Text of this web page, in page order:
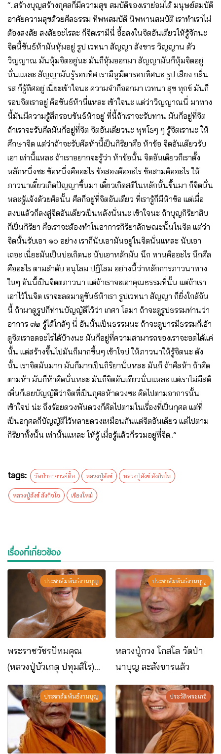
“..สร้างบุญสร้างกุศลก็มีความสุข สมบัติของเราย่อมได้ มนุษย์สมบัติ
อาศัยความสุขด้วยศีลธรรม ทิพพสมบัติ นิพพานสมบัติ เราทำเราไม่
ต้องสงสัย สงสัยอะไรละ ก็จิตเรามีนี่ อื้อลงในจิตอันเดียวให้รู้จักนะ
จิตนี้ขันธ์ห้ามันหุ้มอยู่ รูป เวทนา สัญญา สังขาร วิญญาน ตัว
วิญญาณ มันหุ้มจิตอยู่นะ มันก็หุ้มออกมา สัญญามันก็หุ้มจิตอยู่
นั่นแหละ สัญญามันรู้รอบทิศ เรามีหูมีตารอบทิศนะ รูป เสียง กลิ่น
รส ก็รู้ทิศอยู่ เนี่ยะเข้าใจนะ ความจำก็ออกมา เวทนา สุข ทุกข์ มันก็
รอบจิตเราอยู่ คือขันธ์ห้านี่แหละ เข้าใจนะ แต่ว่าวิญญาณนี่ มาทาง
นี้มันมีความรู้สึกรอบขันธ์ห้าอยู่ ที่นี้ถ้าเราจะรับทาน มันก็อยู่ที่จิต
ถ้าเราจะรับศีลมันก็อยู่ที่จิต จิตอันเดียวนะ พุทโธๆ ๆ รู้จิตเรานะ ให้
ศึกษาจิต แต่ว่าถ้าจะรับศีลห้านี้เป็นกิริยาคือ ห้าข้อ จิตอันเดียวรับ
เอา เท่านี้แหละ ถ้าเราอยากจะรู้ว่า ห้าข้อนั้น จิตอันเดียวก็เราตั้ง
หลักหนึ่งซะ ข้อหนึ่งคืออะไร ข้อสองคืออะไร ข้อสามคืออะไร ให้
ภาวนาเดี๋ยวเกิดปัญญาขึ้นมา เดี๋ยวเกิดสติในหลักนั้นขึ้นมา ก็จิตนั่น
หละรู้แจ้งด้วยศีลนั้น ศีลก็อยู่ที่จิตอันเดียว ที่เรารู้ก็มีห้าข้อ แต่เมื่อ
สงบแล้วก็ลงสู่จิตอันเดียวเป็นพลังนั่นนะ เข้าใจนะ ถ้าบุญกิริยาสิบ
ก็เป็นกิริยา คือเราจะต้องทำในอาการกิริยาลักษณะนั้นในจิต แต่ว่า
จิตนั้นรับเอา ๑๐ อย่าง เราก็นับเอามันอยู่ในจิตนั่นแหละ นับเอา
เถอะ เนี่ยะมันเป็นบ่อเกิดนะ นับเอาหลักมัน นึก ทานคืออะไร นึกศีล
คืออะไร ตามลำดับ อนุโลม ปฏิโลม อย่างนี้ว่าหลักการภาวนาทาง
ในๆ อันนี้เป็นจิตตภาวนา แต่ถ้าเราจะเอาคุณธรรมที่นั้น แต่ถ้าเรา
เอาไว้ในจิต เราจะลดมาดูขันธ์ห้าเรา รูปเวทนา สัญญา ก็ยิ่งใกล้อัน
นี้ ถ้ามาดูรูปก็ท่านบัญญัติไว้ว่า เกศา โลมา ถ้าจะดูรูปธรรมท่านว่า
อาการ ๓๒ รู้ได้ใกล้ๆ นี่ อันนั้นเป็นธรรมนะ ถ้าจะดูบารมีธรรมก็เอ้า
ดูจิตเราอดอะไรได้บ้างนะ มันก็อยู่ที่ความสามารถของเราจะอดได้แค่
นั้น แต่สร้างขึ้นไปมันก็มากขึ้นๆ เข้าใจบ่ ให้ภาวนาให้รู้จิตนะ ดัง
นั้น เราจิตมันมาก มันก็มากเป็นกิริยานั่นหละ มันก็ ถ้าศีลห้า ถ้าคิด
ตามห้า มันก็ห้าคิดนั่นหละ มันก็จิตอันเดียวนั่นแหละ แต่เราไม่มีสติ
เพิ่นก็เลยบัญญัติว่าจิตที่เป็นกุศลห้าดวงซะ คิดไปตามอาการนั้น
เข้าใจบ่ น่ะ ถึงร้อยดวงพันดวงก็คิดไปตามในเรื่องที่เป็นกุศล แต่ที่
เป็นอกุศลก็บัญญัติไว้หลายดวงเหมือนกันแต่จิตอันเดียว แต่ไปตาม
กิริยาทั้งนั้น เท่านั้นแหละ ให้รู้ เมื่อรู้แล้วก็รวมอยู่ที่จิต..”
tags: วัดป่าอาจารย์ตื้อ หลวงปู่สังข์ หลวงปู่สังข์ สังกิจฺโจ
หลวงปู่สังข์ สังกิจโจ เชียงใหม่
เรื่องที่เกี่ยวข้อง
ประชาสัมพันธ์งานบุญ
พระราชวัชรปัทมคุณ
(หลวงปู่บัวเกตุ ปทุมสิโร)
มรณภาพแล้ว วัดป่าดารา
ภิรมย์ อ.แม่ริม จ.เชียงใหม่
ประชาสัมพันธ์งานบุญ
หลวง​ปู่​กวง โกสโล วัดป่า
นาบุญ ละสังขารแล้ว
ประชาสัมพันธ์งานบุญ ประวัติพระเกจิ